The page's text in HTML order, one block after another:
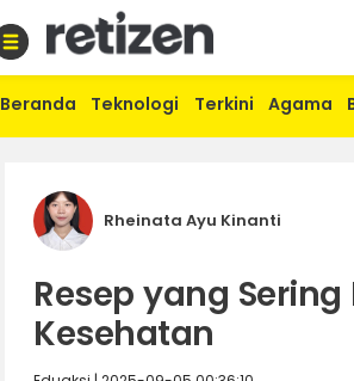
Beranda Teknologi Terkini Agama
Rheinata Ayu Kinanti
Resep yang
Kesehatan